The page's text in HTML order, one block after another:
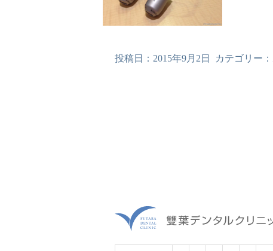
投稿日： 2015年9月2日 カテゴリー：